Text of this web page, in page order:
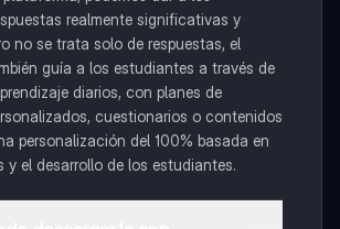
realmente significativas y
no se trata solo de respuestas, el
guía a los estudiantes a través de
diarios, con planes de
cuestionarios o contenidos
personalización del 100% basada en
y el desarrollo de los estudiantes.